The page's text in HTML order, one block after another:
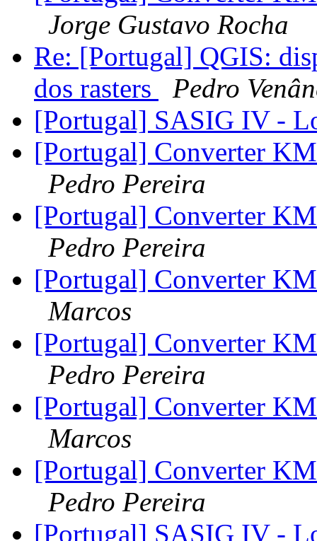
Jorge Gustavo Rocha
Re: [Portugal] QGIS:
dos rasters
Pedro
[Portugal] SASIG IV -
[Portugal] Converter
Pedro Pereira
[Portugal] Converter
Pedro Pereira
[Portugal] Converter
Marcos
[Portugal] Converter
Pedro Pereira
[Portugal] Converter
Marcos
[Portugal] Converter
Pedro Pereira
[Portugal] SASIG IV -